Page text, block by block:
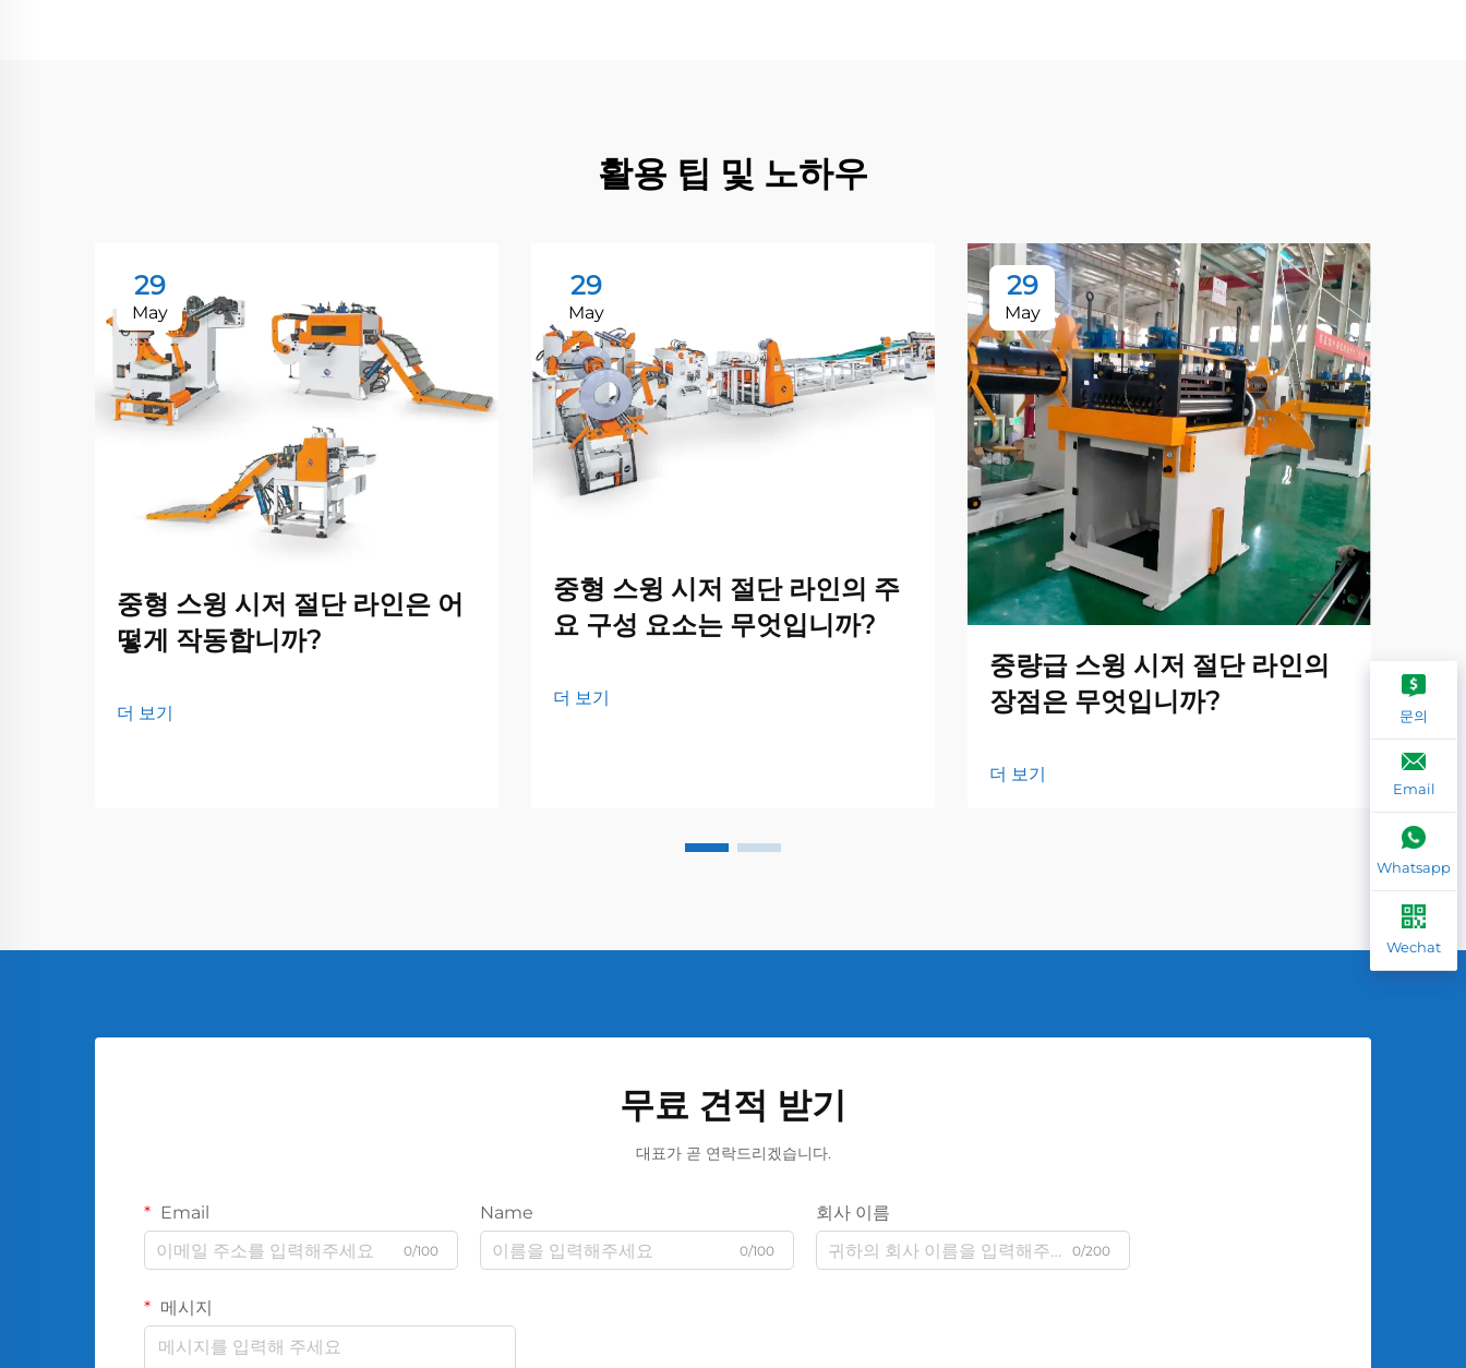
활용 팁 및 노하우
29
May
중형 스윙 시저 절단 라인은 어
떻게 작동합니까?
더 보기
29
May
중형 스윙 시저 절단 라인의 주
요 구성 요소는 무엇입니까?
더 보기
29
May
중량급 스윙 시저 절단 라인의
장점은 무엇입니까?
더 보기
무료 견적 받기
대표가 곧 연락드리겠습니다.
Email
0/100
Name
0/100
회사 이름
0/200
메시지
문의
Email
Whatsapp
Wechat